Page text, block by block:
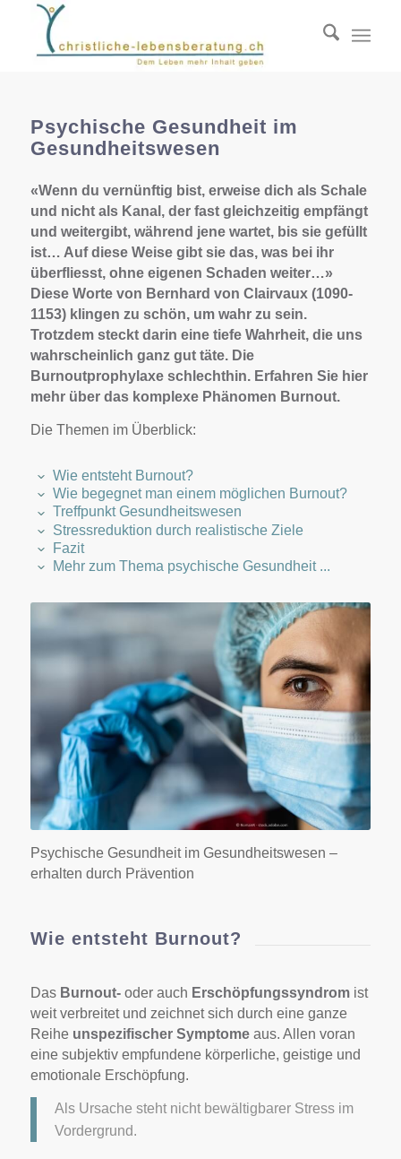
Psychische Gesundheit im
Gesundheitswesen
«Wenn du vernünftig bist, erweise dich als Schale
und nicht als Kanal, der fast gleichzeitig empfängt
und weitergibt, während jene wartet, bis sie gefüllt
ist… Auf diese Weise gibt sie das, was bei ihr
überfliesst, ohne eigenen Schaden weiter…»
Diese Worte von Bernhard von Clairvaux (1090-
1153) klingen zu schön, um wahr zu sein.
Trotzdem steckt darin eine tiefe Wahrheit, die uns
wahrscheinlich ganz gut täte. Die
Burnoutprophylaxe schlechthin. Erfahren Sie hier
mehr über das komplexe Phänomen Burnout.
Die Themen im Überblick:
Wie entsteht Burnout?
Wie begegnet man einem möglichen Burnout?
Treffpunkt Gesundheitswesen
Stressreduktion durch realistische Ziele
Fazit
Mehr zum Thema psychische Gesundheit ...
Psychische Gesundheit im Gesundheitswesen –
erhalten durch Prävention
Wie entsteht Burnout?
Das Burnout-oder auch Erschöpfungssyndromist
weit verbreitet und zeichnet sich durch eine ganze
Reihe unspezifischer Symptomeaus. Allen voran
eine subjektiv empfundene körperliche, geistige und
emotionale Erschöpfung.
Als Ursache steht nicht bewältigbarer Stress im
Vordergrund.